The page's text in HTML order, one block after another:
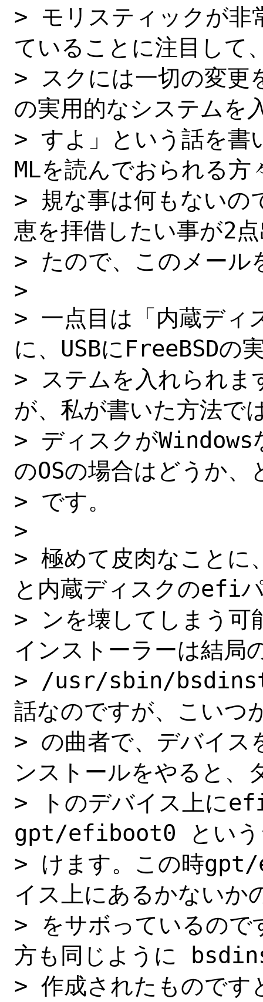
> モリスティックが
ていることに注目して
> スクには一切の変更
の実用的なシステムを
> すよ」という話を書
MLを読んでおられる方
> 規な事は何もないの
恵を拝借したい事が2
> たので、このメール
>
> 一点目は「内蔵ディ
に、USBにFreeBSDの
> ステムを入れられま
が、私が書いた方法で
> ディスクがWindows
のOSの場合はどうか、
> です。
>
> 極めて皮肉なことに
と内蔵ディスクのefi
> ンを壊してしまう可
インストーラーは結局
> /usr/sbin/
話なのですが、こいつ
> の曲者で、デバイス
ンストールをやると、
> トのデバイス上に
gpt/efiboot0 という
> けます。この時
イス上にあるかないか
> をサボっているので
方も同じように
> 作成されたものです